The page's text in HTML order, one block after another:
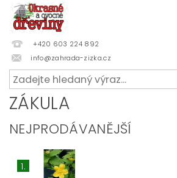
+420 603 224 892
info@zahrada-zizka.cz
ZÁKULA
NEJPRODÁVANĚJŠÍ
1.